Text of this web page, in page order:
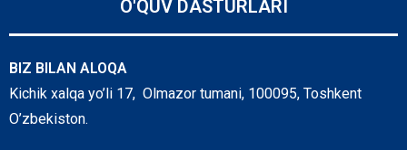
O'QUV DASTURLARI
BIZ BILAN ALOQA
Kichik xalqa yo’li 17, Olmazor tumani, 100095, Toshkent
O’zbekiston.